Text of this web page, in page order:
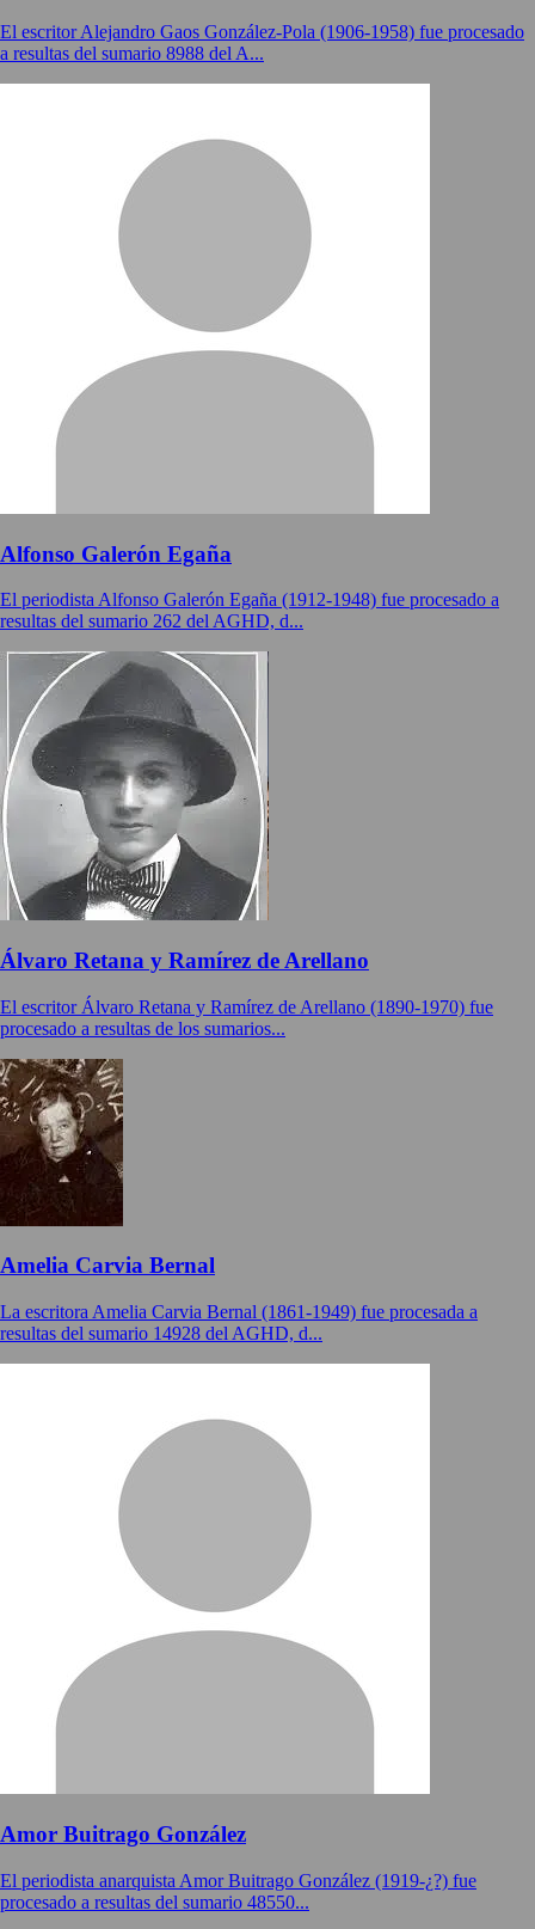
El escritor Alejandro Gaos González-Pola (1906-1958) fue procesado
a resultas del sumario 8988 del A...
Alfonso Galerón Egaña
El periodista Alfonso Galerón Egaña (1912-1948) fue procesado a
resultas del sumario 262 del AGHD, d...
Álvaro Retana y Ramírez de Arellano
El escritor Álvaro Retana y Ramírez de Arellano (1890-1970) fue
procesado a resultas de los sumarios...
Amelia Carvia Bernal
La escritora Amelia Carvia Bernal (1861-1949) fue procesada a
resultas del sumario 14928 del AGHD, d...
Amor Buitrago González
El periodista anarquista Amor Buitrago González (1919-¿?) fue
procesado a resultas del sumario 48550...